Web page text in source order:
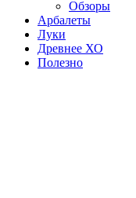
Обзоры
Арбалеты
Луки
Древнее ХО
Полезно